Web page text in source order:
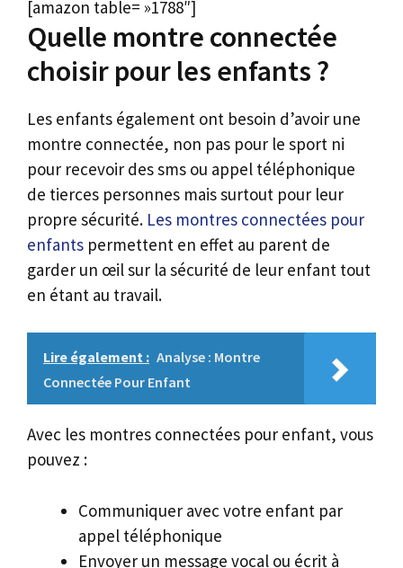
[amazon table= »1788″]
Quelle montre connectée
choisir pour les enfants ?
Les enfants également ont besoin d’avoir une
montre connectée, non pas pour le sport ni
pour recevoir des sms ou appel téléphonique
de tierces personnes mais surtout pour leur
propre sécurité. Les montres connectées pour
enfants permettent en effet au parent de
garder un œil sur la sécurité de leur enfant tout
en étant au travail.
Lire également : Analyse : Montre
Connectée Pour Enfant
Avec les montres connectées pour enfant, vous
pouvez :
Communiquer avec votre enfant par
appel téléphonique
Envoyer un message vocal ou écrit à